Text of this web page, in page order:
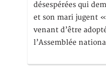
désespérées qui
et son mari jugent
venant d’être
l’Assemblée